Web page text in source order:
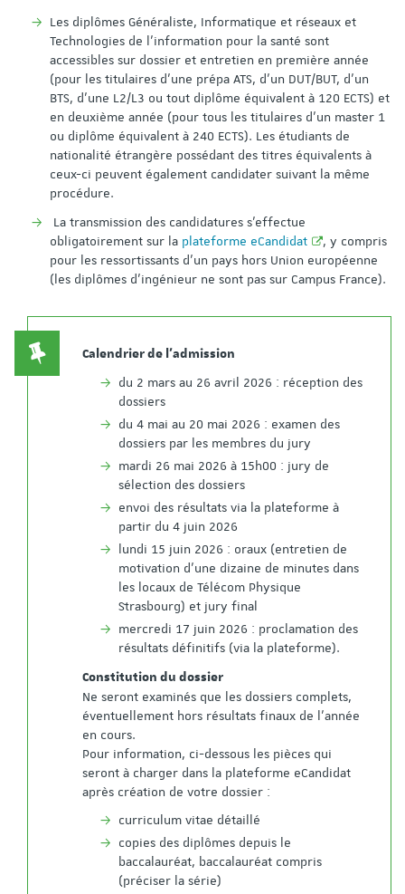
Les diplômes Généraliste, Informatique et réseaux et
Technologies de l’information pour la santé sont
accessibles sur dossier et entretien en première année
(pour les titulaires d'une prépa ATS, d’un DUT/BUT, d’un
BTS, d’une L2/L3 ou tout diplôme équivalent à 120 ECTS) et
en deuxième année (pour tous les titulaires d’un master 1
ou diplôme équivalent à 240 ECTS). Les étudiants de
nationalité étrangère possédant des titres équivalents à
ceux-ci peuvent également candidater suivant la même
procédure.
La transmission des candidatures s'effectue
obligatoirement sur la plateforme eCandidat
, y compris
pour les ressortissants d’un pays hors Union européenne
(les diplômes d'ingénieur ne sont pas sur Campus France).
Calendrier de l'admission
du 2 mars au 26 avril 2026 : réception des
dossiers
du 4 mai au 20 mai 2026 : examen des
dossiers par les membres du jury
mardi 26 mai 2026 à 15h00 : jury de
sélection des dossiers
envoi des résultats via la plateforme à
partir du 4 juin 2026
lundi 15 juin 2026 : oraux (entretien de
motivation d’une dizaine de minutes dans
les locaux de Télécom Physique
Strasbourg) et jury final
mercredi 17 juin 2026 : proclamation des
résultats définitifs (via la plateforme).
Constitution du dossier
Ne seront examinés que les dossiers complets,
éventuellement hors résultats finaux de l’année
en cours.
Pour information, ci-dessous les pièces qui
seront à charger dans la plateforme eCandidat
après création de votre dossier :
curriculum vitae détaillé
copies des diplômes depuis le
baccalauréat, baccalauréat compris
(préciser la série)